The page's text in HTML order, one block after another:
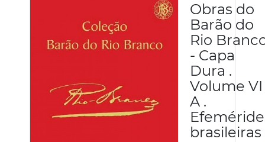
Obras do
Barão do
Rio
- Capa
Dura .
Volume VI
A .
brasileiras